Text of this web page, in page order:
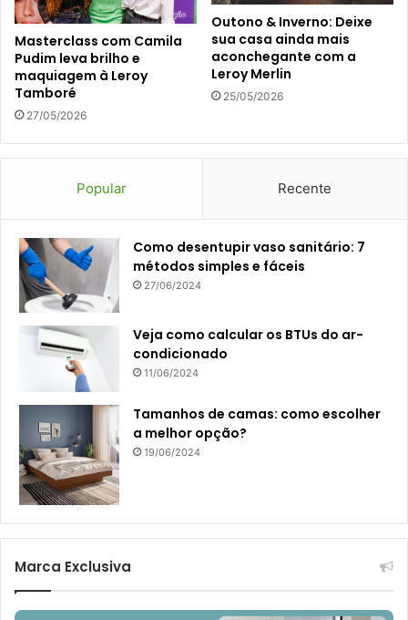
Masterclass com Camila
Pudim leva brilho e
maquiagem à Leroy
Tamboré
27/05/2026
Outono & Inverno: Deixe
sua casa ainda mais
aconchegante com a
Leroy Merlin
25/05/2026
Popular Recente
Como desentupir vaso sanitário: 7
métodos simples e fáceis
27/06/2024
Veja como calcular os BTUs do ar-
condicionado
11/06/2024
Tamanhos de camas: como escolher
a melhor opção?
19/06/2024
Marca Exclusiva